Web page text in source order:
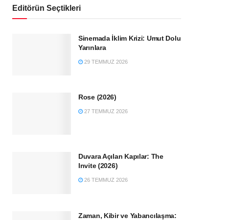
Editörün Seçtikleri
Sinemada İklim Krizi: Umut Dolu
Yarınlara
29 TEMMUZ 2026
Rose (2026)
27 TEMMUZ 2026
Duvara Açılan Kapılar: The
Invite (2026)
26 TEMMUZ 2026
Zaman, Kibir ve Yabancılaşma: